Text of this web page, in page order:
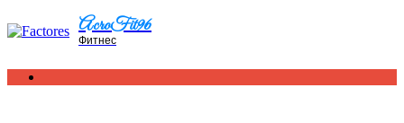
AcroFit96
Фитнес